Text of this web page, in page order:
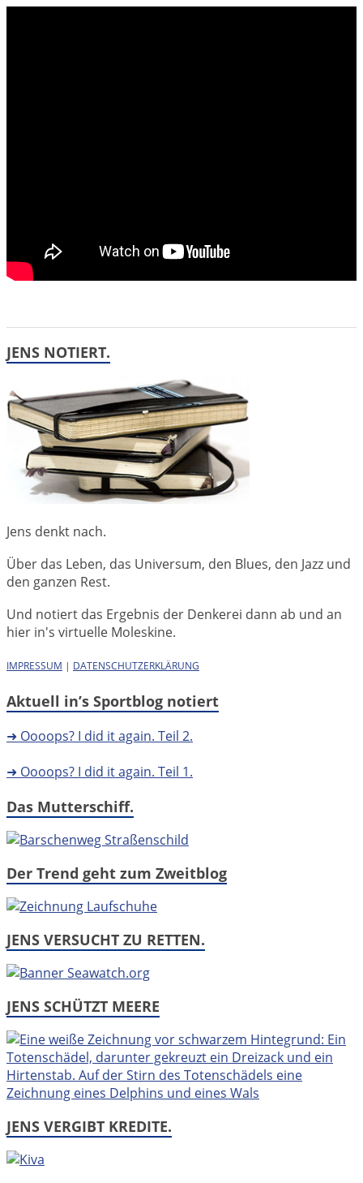
JENS NOTIERT.
Jens denkt nach.
Über das Leben, das Universum, den Blues, den Jazz und
den ganzen Rest.
Und notiert das Ergebnis der Denkerei dann ab und an
hier in's virtuelle Moleskine.
IMPRESSUM | DATENSCHUTZERKLÄRUNG
Aktuell in’s Sportblog notiert
➜ Oooops? I did it again. Teil 2.
➜ Oooops? I did it again. Teil 1.
Das Mutterschiff.
Der Trend geht zum Zweitblog
JENS VERSUCHT ZU RETTEN.
JENS SCHÜTZT MEERE
JENS VERGIBT KREDITE.